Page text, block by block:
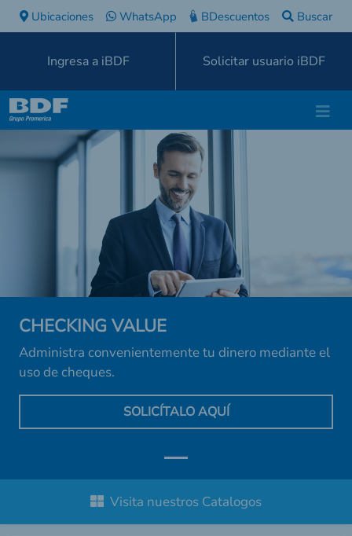
Ubicaciones WhatsApp BDescuentos Buscar
Ingresa a iBDF Solicitar usuario iBDF
CHECKING VALUE
Administra convenientemente tu dinero mediante el
uso de cheques.
SOLICÍTALO AQUÍ
Visita nuestros Catalogos